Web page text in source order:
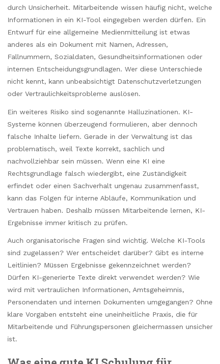
durch Unsicherheit. Mitarbeitende wissen häufig nicht, welche
Informationen in ein KI-Tool eingegeben werden dürfen. Ein
Entwurf für eine allgemeine Medienmitteilung ist etwas
anderes als ein Dokument mit Namen, Adressen,
Fallnummern, Sozialdaten, Gesundheitsinformationen oder
internen Entscheidungsgrundlagen. Wer diese Unterschiede
nicht kennt, kann unbeabsichtigt Datenschutzverletzungen
oder Vertraulichkeitsprobleme auslösen.
Ein weiteres Risiko sind sogenannte Halluzinationen. KI-
Systeme können überzeugend formulieren, aber dennoch
falsche Inhalte liefern. Gerade in der Verwaltung ist das
problematisch, weil Texte korrekt, sachlich und
nachvollziehbar sein müssen. Wenn eine KI eine
Rechtsgrundlage falsch wiedergibt, eine Zuständigkeit
erfindet oder einen Sachverhalt ungenau zusammenfasst,
kann das Folgen für interne Abläufe, Kommunikation und
Vertrauen haben. Deshalb müssen Mitarbeitende lernen, KI-
Ergebnisse immer kritisch zu prüfen.
Auch organisatorische Fragen sind wichtig. Welche KI-Tools
sind zugelassen? Wer entscheidet darüber? Gibt es interne
Leitlinien? Müssen Ergebnisse gekennzeichnet werden?
Dürfen KI-generierte Texte direkt verwendet werden? Wie
wird mit vertraulichen Informationen, Amtsgeheimnis,
Personendaten und internen Dokumenten umgegangen? Ohne
klare Vorgaben entsteht eine uneinheitliche Praxis, die für
Mitarbeitende und Führungspersonen gleichermassen unsicher
ist.